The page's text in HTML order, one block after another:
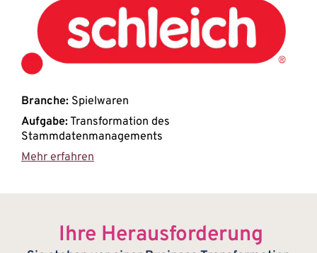
Branche: Spielwaren
Aufgabe:Transformation des
Stammdatenmanagements
Mehr erfahren
Ihre Herausforderung